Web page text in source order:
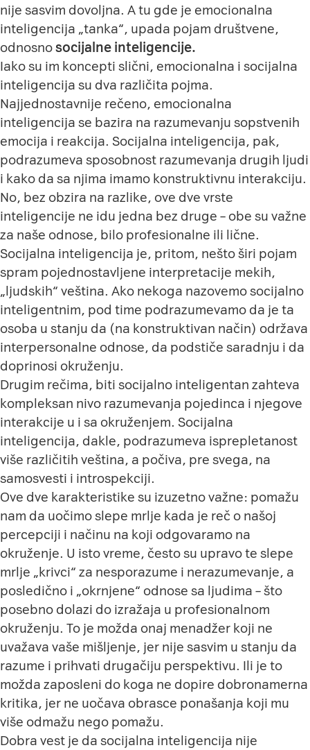
nije sasvim dovoljna. A tu gde je emocionalna
inteligencija „tanka“, upada pojam društvene,
odnosnosocijalne inteligencije.
Iako su im koncepti slični, emocionalna i socijalna
inteligencija su dva različita pojma.
Najjednostavnije rečeno, emocionalna
inteligencija se bazira na razumevanju sopstvenih
emocija i reakcija. Socijalna inteligencija, pak,
podrazumeva sposobnost razumevanja drugih ljudi
i kako da sa njima imamo konstruktivnu interakciju.
No, bez obzira na razlike, ove dve vrste
inteligencije ne idu jedna bez druge – obe su važne
za naše odnose, bilo profesionalne ili lične.
Socijalna inteligencija je, pritom, nešto širi pojam
spram pojednostavljene interpretacije mekih,
„ljudskih“ veština. Ako nekoga nazovemo socijalno
inteligentnim, pod time podrazumevamo da je ta
osoba u stanju da (na konstruktivan način) održava
interpersonalne odnose, da podstiče saradnju i da
doprinosi okruženju.
Drugim rečima, biti socijalno inteligentan zahteva
kompleksan nivo razumevanja pojedinca i njegove
interakcije u i sa okruženjem. Socijalna
inteligencija, dakle, podrazumeva isprepletanost
više različitih veština, a počiva, pre svega, na
samosvesti i introspekciji.
Ove dve karakteristike su izuzetno važne: pomažu
nam da uočimo slepe mrlje kada je reč o našoj
percepciji i načinu na koji odgovaramo na
okruženje. U isto vreme, često su upravo te slepe
mrlje „krivci“ za nesporazume i nerazumevanje, a
posledično i „okrnjene“ odnose sa ljudima – što
posebno dolazi do izražaja u profesionalnom
okruženju. To je možda onaj menadžer koji ne
uvažava vaše mišljenje, jer nije sasvim u stanju da
razume i prihvati drugačiju perspektivu. Ili je to
možda zaposleni do koga ne dopire dobronamerna
kritika, jer ne uočava obrasce ponašanja koji mu
više odmažu nego pomažu.
Dobra vest je da socijalna inteligencija nije